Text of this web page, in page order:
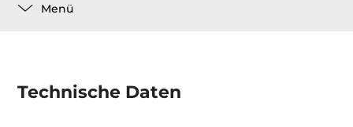
Menü
Technische Daten